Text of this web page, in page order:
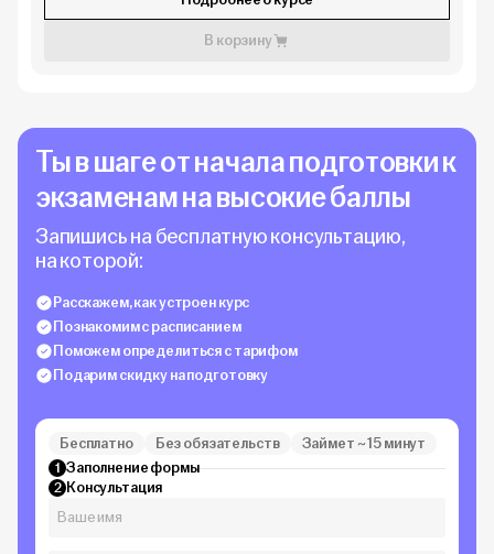
В корзину
Ты в шаге от начала подготовки к
экзаменам на высокие баллы
Запишись на бесплатную консультацию,
на которой:
Расскажем, как устроен курс
Познакомим с расписанием
Поможем определиться с тарифом
Подарим скидку на подготовку
Бесплатно Без обязательств Займет ~ 15 минут
1 Заполнение формы
2 Консультация